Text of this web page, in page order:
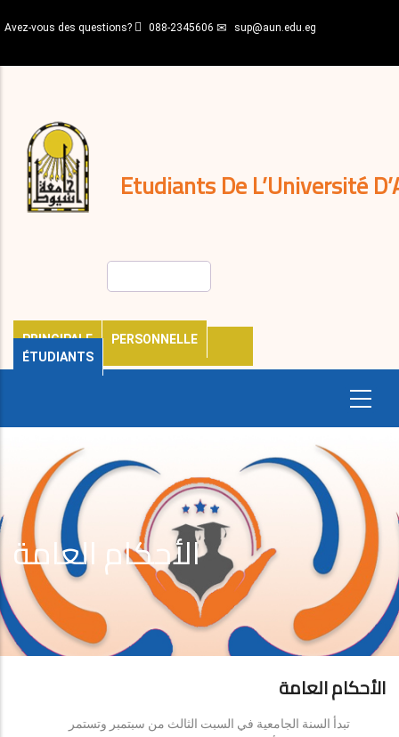
au
principal
Avez-vous des questions? 088-2345606 sup@aun.edu.eg
Etudiants De L’Université
PRINCIPALE
PERSONNELLE
ÉTUDIANTS
décisions
Expatriés
Journal
الأحكام العامة
الأحكام العامة
تبدأ السنة الجامعية في السبت الثالث من سبتمبر وتستمر